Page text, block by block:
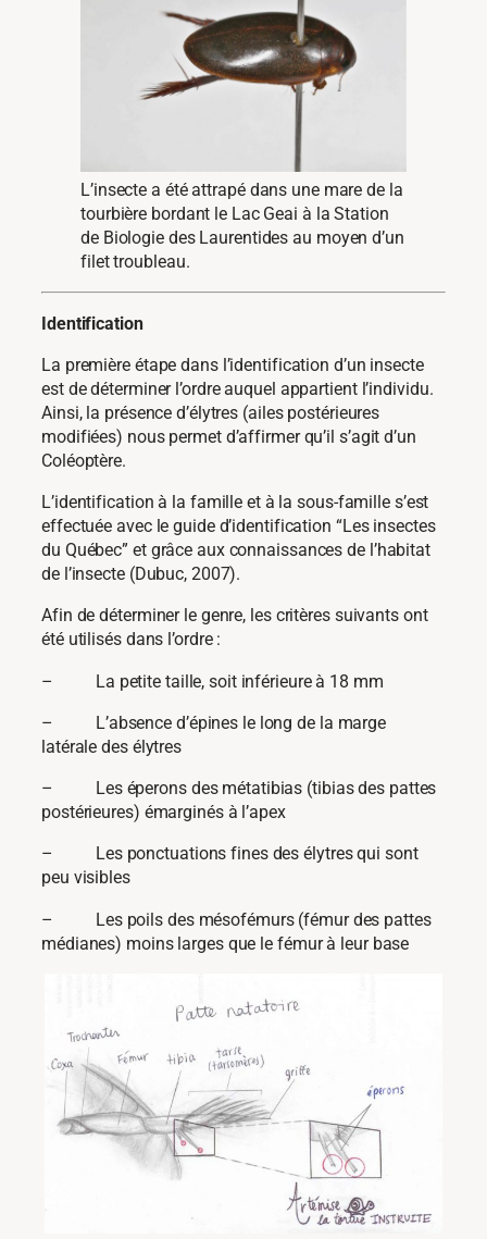
L’insecte a été attrapé dans une mare de la
tourbière bordant le Lac Geai à la Station
de Biologie des Laurentides au moyen d’un
filet troubleau.
Identification
La première étape dans l’identification d’un insecte
est de déterminer l’ordre auquel appartient l’individu.
Ainsi, la présence d’élytres (ailes postérieures
modifiées) nous permet d’affirmer qu’il s’agit d’un
Coléoptère.
L’identification à la famille et à la sous-famille s’est
effectuée avec le guide d’identification “Les insectes
du Québec” et grâce aux connaissances de l’habitat
de l’insecte (Dubuc, 2007).
Afin de déterminer le genre, les critères suivants ont
été utilisés dans l’ordre :
– La petite taille, soit inférieure à 18 mm
– L’absence d’épines le long de la marge
latérale des élytres
– Les éperons des métatibias (tibias des pattes
postérieures) émarginés à l’apex
– Les ponctuations fines des élytres qui sont
peu visibles
– Les poils des mésofémurs (fémur des pattes
médianes) moins larges que le fémur à leur base